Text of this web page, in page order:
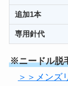
追加1本
専用針代
※ニードル脱
＞＞メンズ